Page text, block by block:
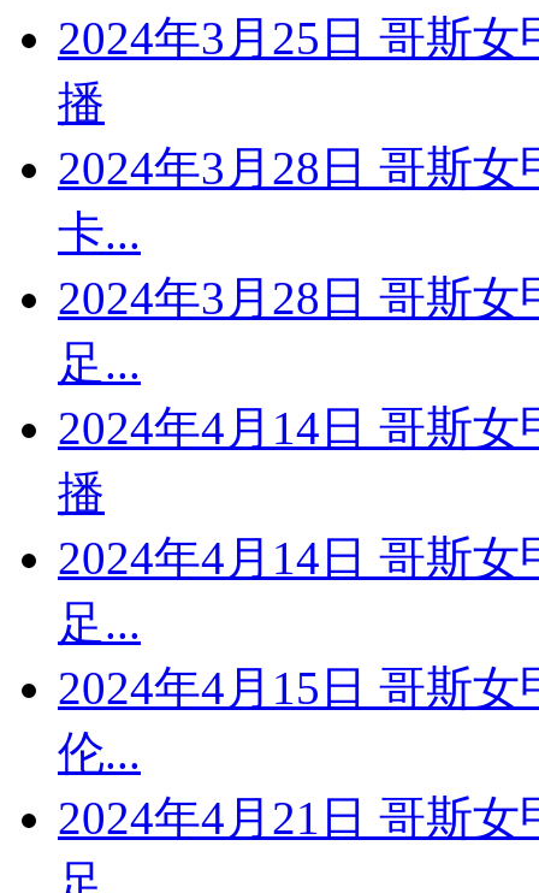
2024年3月25日 哥斯
播
2024年3月28日 哥斯
卡...
2024年3月28日 哥斯
足...
2024年4月14日 哥斯
播
2024年4月14日 哥斯
足...
2024年4月15日 哥斯
伦...
2024年4月21日 哥斯
足...